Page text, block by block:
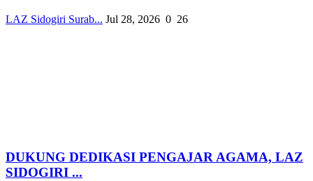
LAZ Sidogiri Surab... Jul 28, 2026 0 26
DUKUNG DEDIKASI PENGAJAR AGAMA, LAZ
SIDOGIRI ...